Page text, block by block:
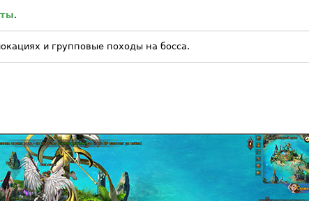
.
и групповые походы на босса.